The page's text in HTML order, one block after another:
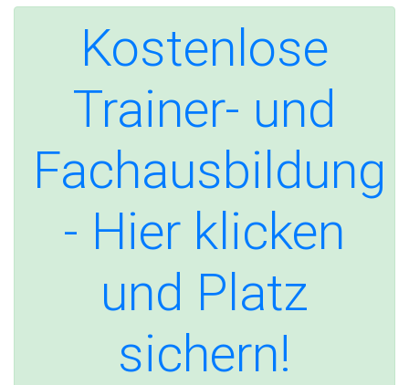
Kostenlose
Trainer- und
Fachausbildung
- Hier klicken
und Platz
sichern!